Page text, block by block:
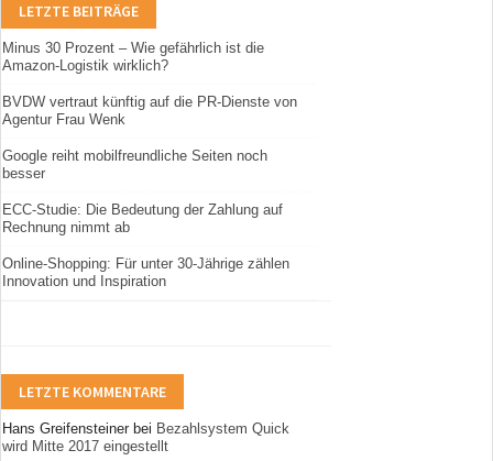
LETZTE BEITRÄGE
Minus 30 Prozent – Wie gefährlich ist die
Amazon-Logistik wirklich?
BVDW vertraut künftig auf die PR-Dienste von
Agentur Frau Wenk
Google reiht mobilfreundliche Seiten noch
besser
ECC-Studie: Die Bedeutung der Zahlung auf
Rechnung nimmt ab
Online-Shopping: Für unter 30-Jährige zählen
Innovation und Inspiration
LETZTE KOMMENTARE
Hans Greifensteiner bei Bezahlsystem Quick
wird Mitte 2017 eingestellt